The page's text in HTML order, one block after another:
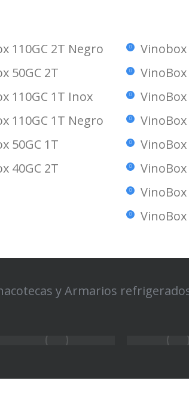
110GC 2T Negro
50GC 2T
110GC 1T Inox
110GC 1T Negro
50GC 1T
40GC 2T
Vinobox
VinoBox
VinoBox
VinoBox
VinoBox
VinoBox
VinoBox
VinoBox
y Armarios
Fernando